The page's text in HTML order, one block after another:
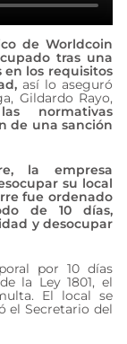
de Worldcoin
tras una
los requisitos
así lo aseguró
Gildardo Rayo,
normativas
de una sanción
la empresa
su local
fue ordenado
de 10 días,
y desocupar
por 10 días
la Ley 1801, el
El local se
el Secretario del